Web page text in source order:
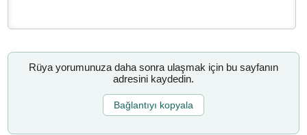
Rüya yorumunuza daha sonra ulaşmak için bu sayfanın
adresini kaydedin.
Bağlantıyı kopyala